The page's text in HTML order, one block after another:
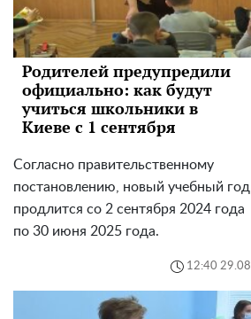
Родителей предупредили
официально: как будут
учиться школьники в
Киеве с 1 сентября
Согласно правительственному
постановлению, новый учебный год
продлится со 2 сентября 2024 года
по 30 июня 2025 года.
12:40 29.08